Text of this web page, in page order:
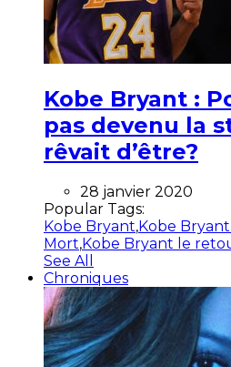
Kobe Bryant :
pas devenu la
rêvait d’être?
28 janvier 2020
Popular Tags:
Kobe Bryant,Kobe Bryant
Mort,Kobe Bryant le
See All
Chroniques